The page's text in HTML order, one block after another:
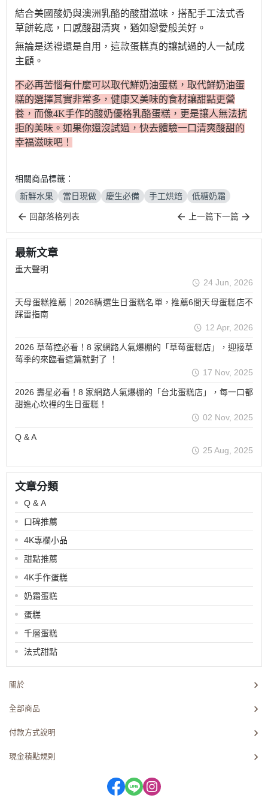
結合美國酸奶與澳洲乳酪的酸甜滋味，搭配手工法式香
草餅乾底，口感酸甜清爽，猶如戀愛般美好。
無論是送禮還是自用，這款蛋糕真的讓試過的人一試成
主顧。
不必再苦惱有什麼可以取代鮮奶油蛋糕 ， 取代鮮奶油蛋
糕的選擇其實非常多，健康又美味的食材讓甜點更營
養，而像4K手作的酸奶優格乳酪蛋糕，更是讓人無法抗
拒的美味。如果你還沒試過，快去體驗一口清爽酸甜的
幸福滋味吧！
相關商品標籤：
新鮮水果
當日現做 慶生必備 手工烘焙 低糖奶霜
回部落格列表 上一篇下一篇
最新文章
重大聲明
24 Jun, 2026
天母蛋糕推薦｜2026精選生日蛋糕名單，推薦6間天母蛋糕店不
踩雷指南
12 Apr, 2026
2026 草莓控必看！8 家網路人氣爆棚的「草莓蛋糕店」，迎接草
莓季的來臨看這篇就對了 ！
17 Nov, 2025
2026 壽星必看！8 家網路人氣爆棚的「台北蛋糕店」，每一口都
甜進心坎裡的生日蛋糕！
02 Nov, 2025
Q & A
25 Aug, 2025
文章分類
Q & A
口碑推薦
4K專欄小品
甜點推薦
4K手作蛋糕
奶霜蛋糕
蛋糕
千層蛋糕
法式甜點
關於
全部商品
付款方式說明
現金積點規則